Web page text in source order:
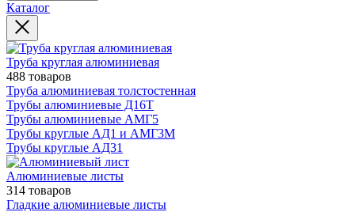
Каталог
Труба круглая алюминиевая
488 товаров
Труба алюминиевая толстостенная
Трубы алюминиевые Д16Т
Трубы алюминиевые АМГ5
Трубы круглые АД1 и АМГ3М
Трубы круглые АД31
Алюминиевые листы
314 товаров
Гладкие алюминиевые листы